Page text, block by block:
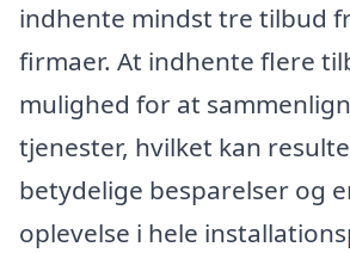
indhente mindst tre tilbud
firmaer. At indhente flere
mulighed for at
tjenester, hvilket kan
betydelige besparelser og
oplevelse i hele